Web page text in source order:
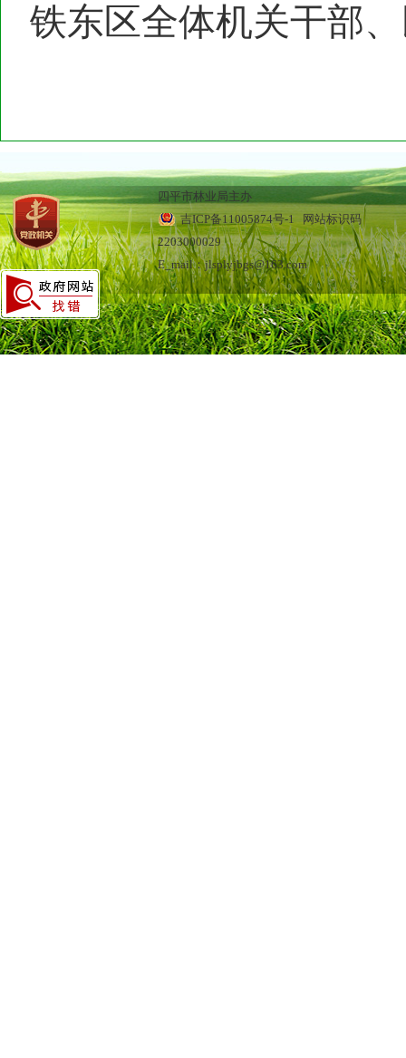
铁东区全体机关干部
四平市林业局主办
吉ICP备11005874号-1 网站标识码
2203000029
E_mail：jlsplyjbgs@163.com